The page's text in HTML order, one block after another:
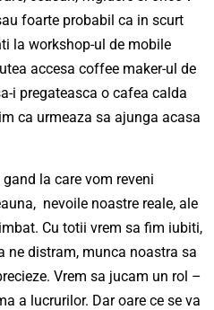
foarte probabil ca in scurt
la workshop-ul de mobile
accesa coffee maker-ul de
i pregateasca o cafea calda
ca urmeaza sa ajunga acasa
la care vom reveni
nevoile noastre reale, ale
Cu totii vrem sa fim iubiti,
ne distram, munca noastra sa
Vrem sa jucam un rol –
a lucrurilor. Dar oare ce se va